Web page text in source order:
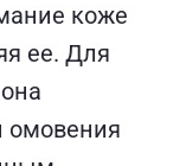
коже
ее. Для
омовения